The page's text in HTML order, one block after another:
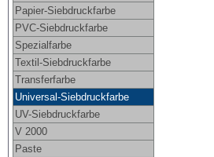
Papier-Siebdruckfarbe
PVC-Siebdruckfarbe
Spezialfarbe
Textil-Siebdruckfarbe
Transferfarbe
Universal-Siebdruckfarbe
UV-Siebdruckfarbe
V 2000
Paste